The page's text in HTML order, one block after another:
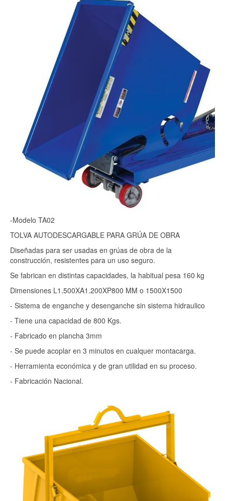
-Modelo TA02
TOLVA AUTODESCARGABLE PARA GRÚA DE OBRA
Diseñadas para ser usadas en grúas de obra de la
construcción, resistentes para un uso seguro.
Se fabrican en distintas capacidades, la habitual pesa 160 kg
Dimensiones L1.500XA1.200XP800 MM o 1500X1500
- Sistema de enganche y desenganche sin sistema hidraulico
- Tiene una capacidad de 800 Kgs.
- Fabricado en plancha 3mm
- Se puede acoplar en 3 minutos en cualquer montacarga.
- Herramienta económica y de gran utilidad en su proceso.
- Fabricación Nacional.